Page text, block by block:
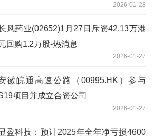
2026-01-28
风药业(02652)1月27日斥资42.13万港
回购1.2万股-热消息
2026-01-27
徽皖通高速公路（00995.HK）参与
项目并成立合资公司
2026-01-27
盈科技：预计2025年全年净亏损4600